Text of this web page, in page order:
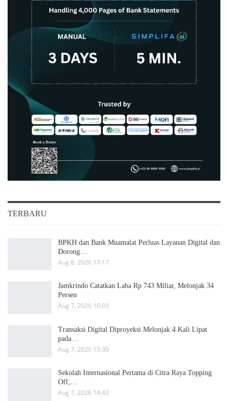
TERBARU
BPKH dan Bank Muamalat Perluas Layanan Digital dan
Dorong…
Aug 8, 2026 17:17
Jamkrindo Catatkan Laba Rp 743 Miliar, Melonjak 34
Persen
Aug 7, 2026 16:03
Transaksi Digital Diproyeksi Melonjak 4 Kali Lipat
pada…
Aug 7, 2026 15:30
Sekolah Internasional Pertama di Citra Raya Topping
Off,…
Aug 7, 2026 14:43